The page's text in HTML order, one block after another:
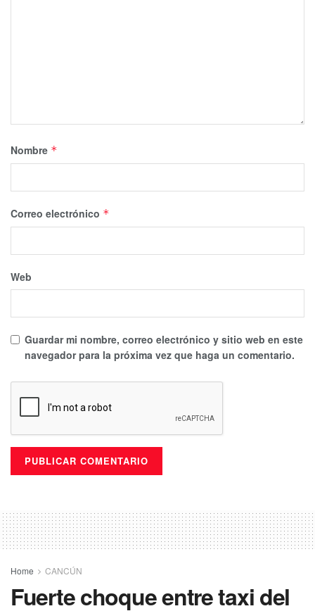
Nombre *
Correo electrónico *
Web
Guardar mi nombre, correo electrónico y sitio web en este
navegador para la próxima vez que haga un comentario.
Home CANCÚN
Fuerte choque entre taxi del